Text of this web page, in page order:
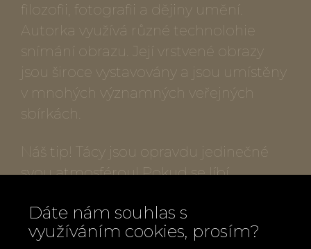
filozofii, fotografii a dějiny umění.
Autorka využívá různé technolohie
snímání obrazu. Její vrstvené obrazy
jsou široce vystavovány a jsou umístěny
v mnohých významných veřejných
sbírkách.
Náš tip! Tácy jsou opravdu jedinečné
svou atmosférou! Pokud se líbí,
Popis produktu:
Dáte nám souhlas s
využíváním cookies, prosím?